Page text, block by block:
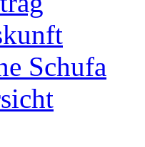
Schufa